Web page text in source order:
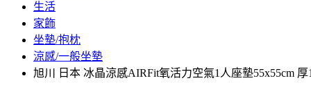
生活
家飾
坐墊/抱枕
涼感/一般坐墊
旭川 日本 冰晶涼感AIRFit氧活力空氣1人座墊55x55cm 厚